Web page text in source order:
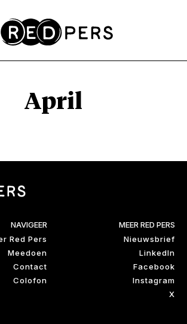
April
NAVIGEER
Red Pers
Meedoen
Contact
Colofon
MEER RED PERS
Nieuwsbrief
LinkedIn
Facebook
Instagram
X